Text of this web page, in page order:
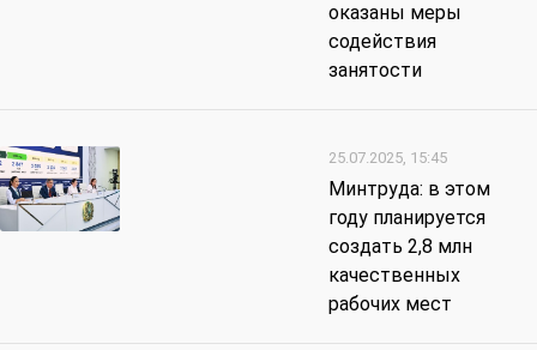
оказаны меры
содействия
занятости
25.07.2025, 15:45
Минтруда: в этом
году планируется
создать 2,8 млн
качественных
рабочих мест